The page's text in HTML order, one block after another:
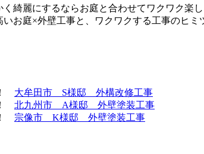
綺麗にするならお庭と合わせてワクワク
お庭×外壁工事と、ワクワクする工事のヒミ
大牟田市 S様邸 外構改修工事
北九州市 A様邸 外壁塗装工事
宗像市 K様邸 外壁塗装工事